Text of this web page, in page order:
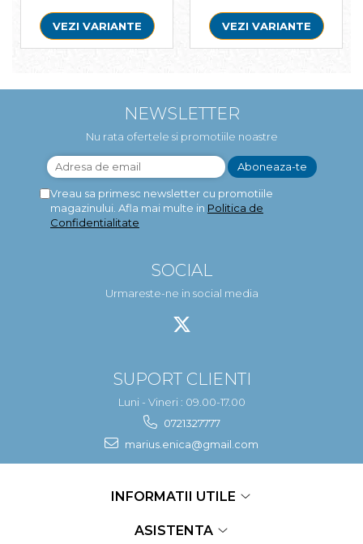
VEZI VARIANTE VEZI VARIANTE
NEWSLETTER
Nu rata ofertele si promotiile noastre
Vreau sa primesc newsletter cu promotiile
magazinului. Afla mai multe in Politica de
Confidentialitate
SOCIAL
Urmareste-ne in social media
SUPORT CLIENTI
Luni - Vineri : 09.00-17.00
0721327777
marius.enica@gmail.com
INFORMATII UTILE
ASISTENTA